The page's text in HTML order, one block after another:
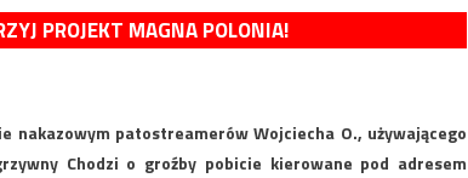
PROJEKT MAGNA POLONIA!
nakazowym patostreamerów Wojciecha O., używającego
Chodzi o groźby pobicie kierowane pod adresem